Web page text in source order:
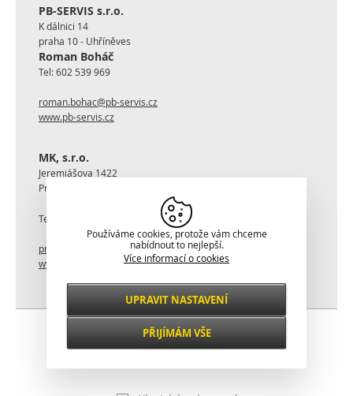
PB-SERVIS s.r.o.
K dálnici 14
praha 10 - Uhříněves
Roman Boháč
Tel:602 539 969
roman.bohac@pb-servis.cz
www.pb-servis.cz
MK, s.r.o.
Jeremiášova 1422
Praha
Tel:
praha@mk-rako.cz
www.mk-rako.cz
Používáme cookies, protože vám chceme
nabídnout to nejlepší.
Více informací o cookies
Nezbytné
VŽDY AKTIVNÍ
Funkční a
UPRAVIT NASTAVENÍ
PŘIJÍMÁM VŠE